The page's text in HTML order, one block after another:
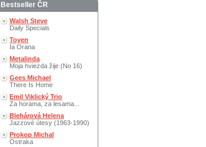
Bestseller ČR
Walsh Steve
Daily Specials
Toyen
Ia Orana
Metalinda
Moja hviezda žije (No 16)
Gees Michael
There Is Home
Emil Viklický Trio
Za horama, za lesama...
Blehárová Helena
Jazzové útesy (1963-1990)
Prokop Michal
Ostraka